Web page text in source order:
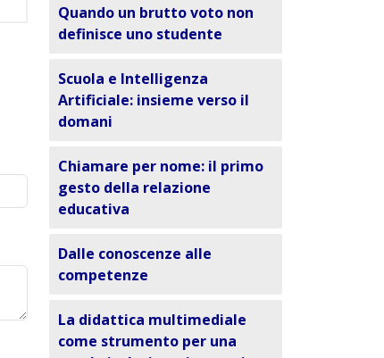
Quando un brutto voto non
definisce uno studente
Scuola e Intelligenza
Artificiale: insieme verso il
domani
Chiamare per nome: il primo
gesto della relazione
educativa
Dalle conoscenze alle
competenze
La didattica multimediale
come strumento per una